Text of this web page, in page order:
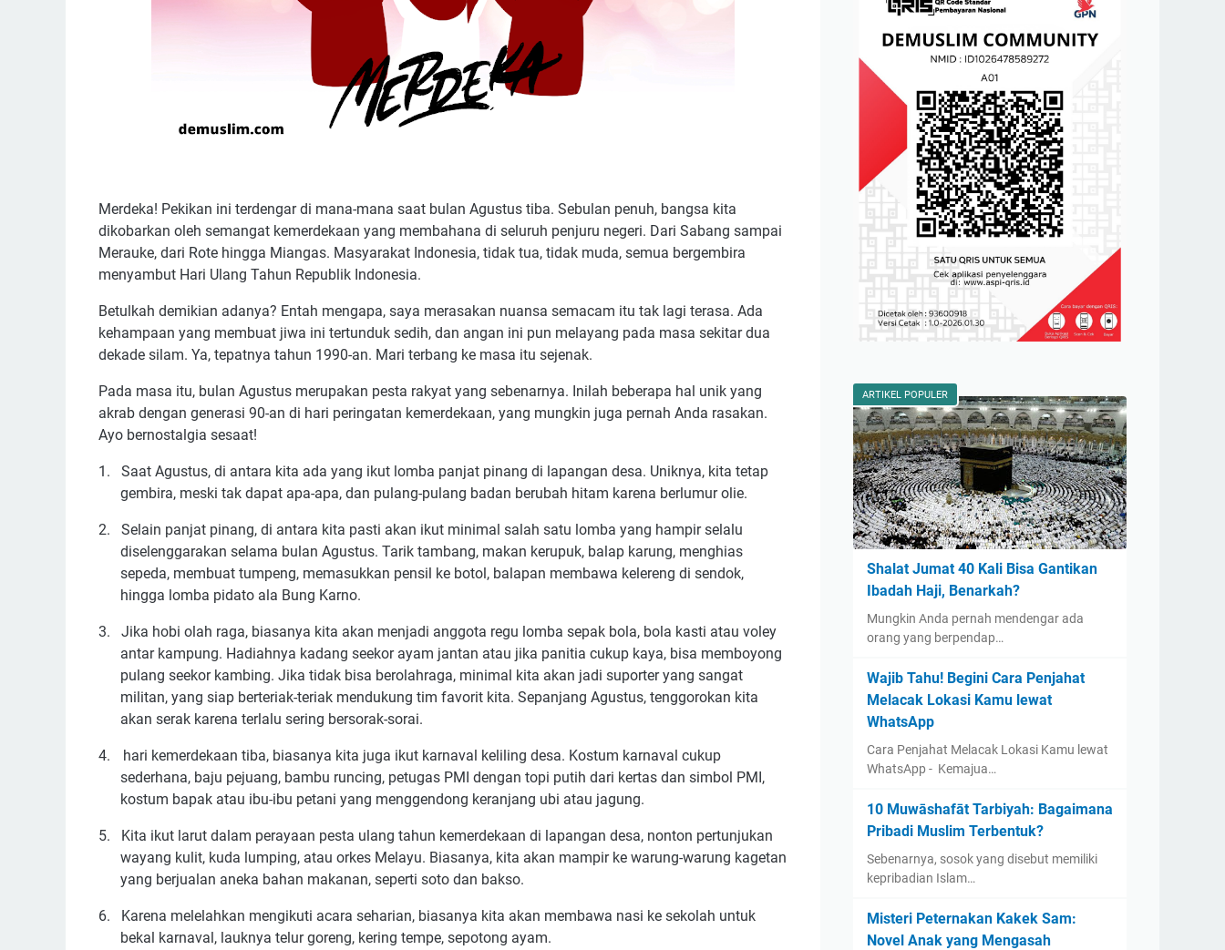
Merdeka! Pekikan ini terdengar di mana-mana saat bulan Agustus tiba. Sebulan penuh, bangsa kita
dikobarkan oleh semangat kemerdekaan yang membahana di seluruh penjuru negeri. Dari Sabang sampai
Merauke, dari Rote hingga Miangas. Masyarakat Indonesia, tidak tua, tidak muda, semua bergembira
menyambut Hari Ulang Tahun Republik Indonesia.
Betulkah demikian adanya? Entah mengapa, saya merasakan nuansa semacam itu tak lagi terasa. Ada
kehampaan yang membuat jiwa ini tertunduk sedih, dan angan ini pun melayang pada masa sekitar dua
dekade silam. Ya, tepatnya tahun 1990-an. Mari terbang ke masa itu sejenak.
Pada masa itu, bulan Agustus merupakan pesta rakyat yang sebenarnya. Inilah beberapa hal unik yang
akrab dengan generasi 90-an di hari peringatan kemerdekaan, yang mungkin juga pernah Anda rasakan.
Ayo bernostalgia sesaat!
1.
Saat Agustus, di antara kita ada yang ikut lomba panjat pinang di lapangan desa. Uniknya, kita tetap
gembira, meski tak dapat apa-apa, dan pulang-pulang badan berubah hitam karena berlumur olie.
2.
Selain panjat pinang, di antara kita pasti akan ikut minimal salah satu lomba yang hampir selalu
diselenggarakan selama bulan Agustus. Tarik tambang, makan kerupuk, balap karung, menghias
sepeda, membuat tumpeng, memasukkan pensil ke botol, balapan membawa kelereng di sendok,
hingga lomba pidato ala Bung Karno.
3.
Jika hobi olah raga, biasanya kita akan menjadi anggota regu lomba sepak bola, bola kasti atau voley
antar kampung. Hadiahnya kadang seekor ayam jantan atau jika panitia cukup kaya, bisa memboyong
pulang seekor kambing. Jika tidak bisa berolahraga, minimal kita akan jadi suporter yang sangat
militan, yang siap berteriak-teriak mendukung tim favorit kita. Sepanjang Agustus, tenggorokan kita
akan serak karena terlalu sering bersorak-sorai.
4.
hari kemerdekaan tiba, biasanya kita juga ikut karnaval keliling desa. Kostum karnaval cukup
sederhana, baju pejuang, bambu runcing, petugas PMI dengan topi putih dari kertas dan simbol PMI,
kostum bapak atau ibu-ibu petani yang menggendong keranjang ubi atau jagung.
5.
Kita ikut larut dalam perayaan pesta ulang tahun kemerdekaan di lapangan desa, nonton pertunjukan
wayang kulit, kuda lumping, atau orkes Melayu. Biasanya, kita akan mampir ke warung-warung kagetan
yang berjualan aneka bahan makanan, seperti soto dan bakso.
6.
Karena melelahkan mengikuti acara seharian, biasanya kita akan membawa nasi ke sekolah untuk
bekal karnaval, lauknya telur goreng, kering tempe, sepotong ayam.
ARTIKEL POPULER
Shalat Jumat 40 Kali Bisa Gantikan
Ibadah Haji, Benarkah?
Mungkin Anda pernah mendengar ada
orang yang berpendap…
Wajib Tahu! Begini Cara Penjahat
Melacak Lokasi Kamu lewat
WhatsApp
Cara Penjahat Melacak Lokasi Kamu lewat
WhatsApp - Kemajua…
10 Muwāshafāt Tarbiyah: Bagaimana
Pribadi Muslim Terbentuk?
Sebenarnya, sosok yang disebut memiliki
kepribadian Islam…
Misteri Peternakan Kakek Sam:
Novel Anak yang Mengasah